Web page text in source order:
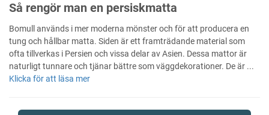
Så rengör man en persiskmatta
Bomull används i mer moderna mönster och för att producera en
tung och hållbar matta. Siden är ett framträdande material som
ofta tillverkas i Persien och vissa delar av Asien. Dessa mattor är
naturligt tunnare och tjänar bättre som väggdekorationer. De är ...
Klicka för att läsa mer